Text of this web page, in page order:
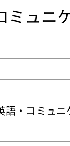
ミュニ
語・コミュ